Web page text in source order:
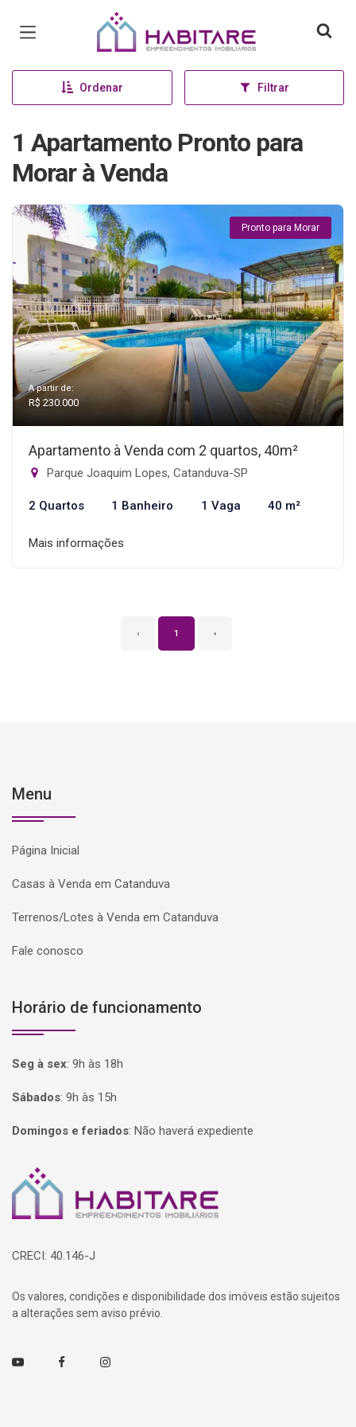
Página inicial
Ordenar Filtrar
1 Apartamento Pronto para
Morar à Venda
Pronto para Morar
A partir de:
R$ 230.000
Apartamento à Venda com 2 quartos, 40m²
Parque Joaquim Lopes, Catanduva-SP
2 Quartos 1 Banheiro 1 Vaga 40 m²
Mais informações
‹ 1 ›
Menu
Página Inicial
Casas à Venda em Catanduva
Terrenos/Lotes à Venda em Catanduva
Fale conosco
Horário de funcionamento
Seg à sex: 9h às 18h
Sábados: 9h às 15h
Domingos e feriados: Não haverá expediente
Página inicial
CRECI: 40.146-J
Os valores, condições e disponibilidade dos imóveis estão sujeitos
a alterações sem aviso prévio.
Youtube FacebookInstagram